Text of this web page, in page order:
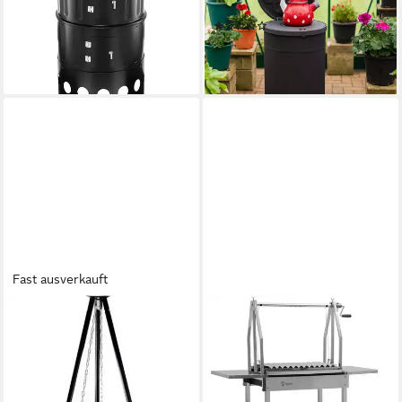
Holzkohlegrill
39,99 €
lieferbar - in 3-4 Werktagen bei dir
Gewächshausheizung Gustav
(2)
159,00 €
14,52 €mtl. in 12 Raten
lieferbar - in 4-5 Werktagen bei dir
Fast ausverkauft
Holzkohlegrill OUTDOOR
Holzkohlegrill, leicht zu
transportieren, HxB:
150x51cm, au, leicht zu
BBQ-TORO
Holzkohlegrill Edelstahl Asado
Grill, 119x45x135 cm,
Argentinischer Holzkohlegrill,